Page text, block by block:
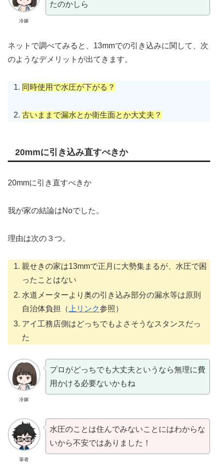
冷嫁
たのかしら
ネットで調べてみると、13mmでの引き込みに関して、次
のようなデメリットが出てきます。
同時使用で水圧が下がる？
古いままで漏水とか衛生面とか大丈夫？
20mmに引き込み直すべきか
20mmに引き直すべきか
我が家の結論はNoでした。
理由は次の３つ。
親せきの家は13mmで正月に大勢集まるが、水圧で困
ったことはない
水道メーターより奥の引き込み部分の漏水等は原則
自治体負担（ 上リンク参照）
アイ工務店側はどっちでもよさそうなスタンスだっ
た
冷嫁
プロがどっちでも大丈夫というなら無理に費
用かける必要ないかもね
筆者
水圧のことは住んでみないことにはわからな
いから不安ではありました！